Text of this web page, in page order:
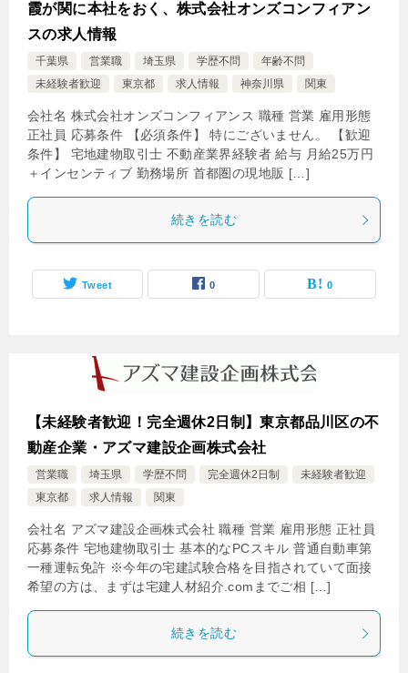
霞が関に本社をおく、株式会社オンズコンフィアン
スの求人情報
千葉県 営業職 埼玉県 学歴不問
年齢不問
未経験者歓迎
東京都 求人情報 神奈川県 関東
会社名 株式会社オンズコンフィアンス 職種 営業 雇用形態
正社員 応募条件 【必須条件】 特にございません。 【歓迎
条件】 宅地建物取引士 不動産業界経験者 給与 月給25万円
＋インセンティブ 勤務場所 首都圏の現地販 […]
続きを読む
Tweet 0 0
【未経験者歓迎！完全週休2日制】東京都品川区の不
動産企業・アズマ建設企画株式会社
営業職 埼玉県 学歴不問 完全週休2日制
未経験者歓迎
東京都
求人情報 関東
会社名 アズマ建設企画株式会社 職種 営業 雇用形態 正社員
応募条件 宅地建物取引士 基本的なPCスキル 普通自動車第
一種運転免許 ※今年の宅建試験合格を目指されていて面接
希望の方は、まずは宅建人材紹介.comまでご相 […]
続きを読む